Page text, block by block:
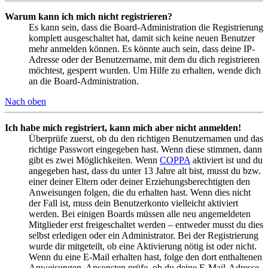
Warum kann ich mich nicht registrieren?
Es kann sein, dass die Board-Administration die Registrierung
komplett ausgeschaltet hat, damit sich keine neuen Benutzer
mehr anmelden können. Es könnte auch sein, dass deine IP-
Adresse oder der Benutzername, mit dem du dich registrieren
möchtest, gesperrt wurden. Um Hilfe zu erhalten, wende dich
an die Board-Administration.
Nach oben
Ich habe mich registriert, kann mich aber nicht anmelden!
Überprüfe zuerst, ob du den richtigen Benutzernamen und das
richtige Passwort eingegeben hast. Wenn diese stimmen, dann
gibt es zwei Möglichkeiten. Wenn COPPA aktiviert ist und du
angegeben hast, dass du unter 13 Jahre alt bist, musst du bzw.
einer deiner Eltern oder deiner Erziehungsberechtigten den
Anweisungen folgen, die du erhalten hast. Wenn dies nicht
der Fall ist, muss dein Benutzerkonto vielleicht aktiviert
werden. Bei einigen Boards müssen alle neu angemeldeten
Mitglieder erst freigeschaltet werden – entweder musst du dies
selbst erledigen oder ein Administrator. Bei der Registrierung
wurde dir mitgeteilt, ob eine Aktivierung nötig ist oder nicht.
Wenn du eine E-Mail erhalten hast, folge den dort enthaltenen